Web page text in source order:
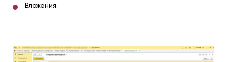
Вложения.